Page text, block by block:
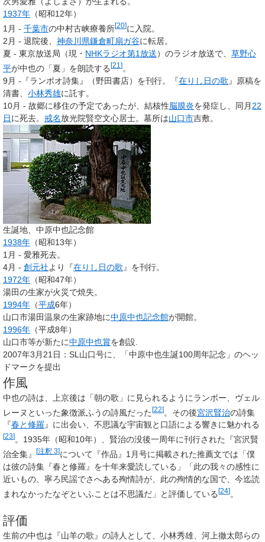
1937年 （昭和12年）
1月 - 千葉市の中村古峡療養所[20]に入院。
2月 - 退院後、 神奈川県鎌倉町扇ガ谷に転居。
夏 - 東京放送局（現・ NHKラジオ第1放送）のラジオ放送で、 草野心
平が中也の「夏」を朗読する[21 ]。
9月 -『ランボオ詩集』（野田書店）を刊行。『在りし日の歌 』原稿を
清書、 小林秀雄に託す。
10月 - 故郷に移住の予定であったが、結核性脳膜炎を発症し、同月 22
日に死去。 戒名放光院賢空文心居士。墓所は山口市吉敷。
生誕地、中原中也記念館
1938年 （昭和13年）
1月 - 愛雅死去。
4月 - 創元社より『在りし日の歌 』を刊行。
1972年 （昭和47年）
湯田の生家が火災で焼失。
1994年 （平成6年）
山口市湯田温泉の生家跡地に中原中也記念館が開館。
1996年 （平成8年）
山口市等が新たに中原中也賞を創設.
2007年3月21日：SL山口号に、「中原中也生誕100周年記念」のヘッ
ドマークを提出
作風
中也の詩は、上京後は「朝の歌」に見られるようにランボー、ヴェル
レーヌといった象徴派ふうの詩風だった[22]。その後宮沢賢治の詩集
『春と修羅』に出会い、不思議な宇宙観と口語による響きに魅かれる
[23] 。1935年（昭和10年）、賢治の没後一周年に刊行された『宮沢賢
治全集』
[注釈 3]について『作品』1月号に掲載された推薦文では「僕
は彼の詩集『春と修羅』を十年来愛読している」「此の我々の感性に
近いもの、寧ろ民謡でさへある殉情詩が、此の殉情的な国で、今迄読
まれなかったなぞといふことは不思議だ」と評価している[24]
評価
生前の中也は『山羊の歌』の詩人として、小林秀雄、河上徹太郎らの